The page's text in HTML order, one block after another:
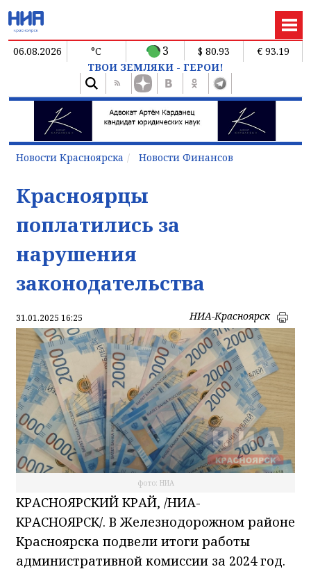
06.08.2026 °C 3 $ 80.93
€ 93.19
ТВОИ ЗЕМЛЯКИ - ГЕРОИ!
Новости Красноярска Новости Финансов
Красноярцы
поплатились за
нарушения
законодательства
31.01.2025 16:25 НИА-Красноярск
фото: НИА
КРАСНОЯРСКИЙ КРАЙ, /НИА-
КРАСНОЯРСК/. В Железнодорожном районе
Красноярска подвели итоги работы
административной комиссии за 2024 год.